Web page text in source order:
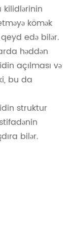
kilidlərinin
kömək
edə bilər.
həddən
açılması və
bu da
struktur
bilər.